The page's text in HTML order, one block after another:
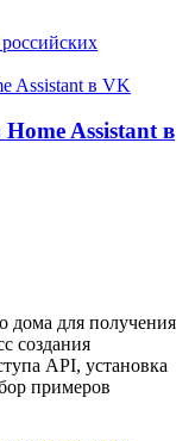
Assistant в
дома для получения
создания
API, установка
примеров